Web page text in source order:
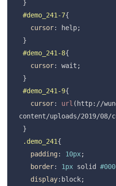
#demo_241-7{
cursor: help;
#demo_241-8{
cursor: wait;
#demo_241-9{
cursor: url (http://
content/uploads/2019/
.demo_241{
padding: 10px;
border: 1px solid #000
display:block;